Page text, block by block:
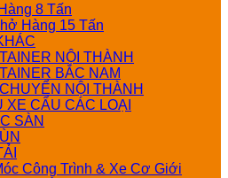
8 Tấn
Hàng 15 Tấn
NỘI THÀNH
BẮC NAM
NỘI THÀNH
XE CẨU CÁC LOẠI
SÀN
Công Trình & Xe Cơ Giới